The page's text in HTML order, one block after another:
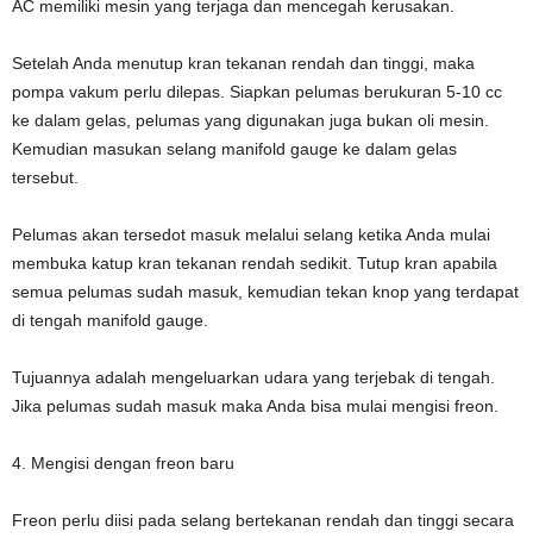
AC memiliki mesin yang terjaga dan mencegah kerusakan.
Setelah Anda menutup kran tekanan rendah dan tinggi, maka
pompa vakum perlu dilepas. Siapkan pelumas berukuran 5-10 cc
ke dalam gelas, pelumas yang digunakan juga bukan oli mesin.
Kemudian masukan selang manifold gauge ke dalam gelas
tersebut.
Pelumas akan tersedot masuk melalui selang ketika Anda mulai
membuka katup kran tekanan rendah sedikit. Tutup kran apabila
semua pelumas sudah masuk, kemudian tekan knop yang terdapat
di tengah manifold gauge.
Tujuannya adalah mengeluarkan udara yang terjebak di tengah.
Jika pelumas sudah masuk maka Anda bisa mulai mengisi freon.
4. Mengisi dengan freon baru
Freon perlu diisi pada selang bertekanan rendah dan tinggi secara